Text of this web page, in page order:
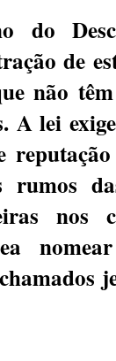
do
de
não
A lei
rumos
nos